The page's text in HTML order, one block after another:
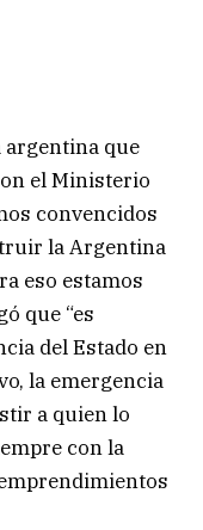
argentina que
el Ministerio
convencidos
la Argentina
eso estamos
que “es
del Estado en
la emergencia
a quien lo
con la